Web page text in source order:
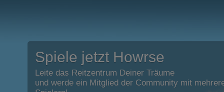
Spiele jetzt Howrse
Leite das Reitzentrum Deiner Träume
und werde ein Mitglied der Community mit